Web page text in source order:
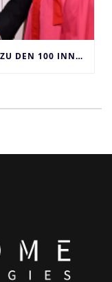
AWESOME TECHNOLOGIES GEHÖRT ZU DEN 100 INNOVATIVSTEN UNTERNEHMEN DEUTSCHLANDS